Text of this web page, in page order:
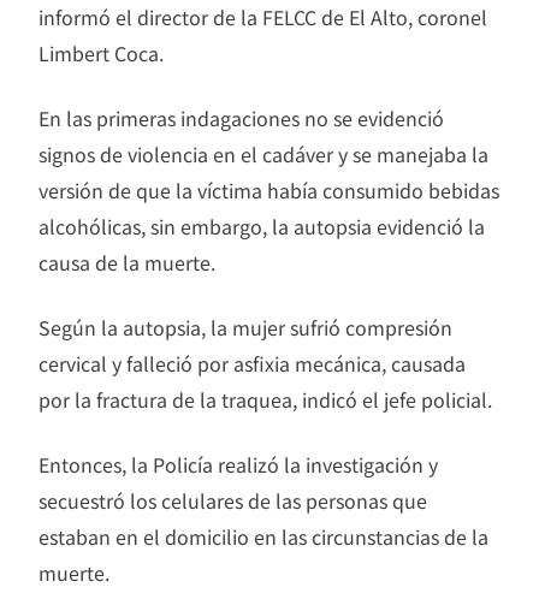
informó el director de la FELCC de El Alto, coronel
Limbert Coca.
En las primeras indagaciones no se evidenció
signos de violencia en el cadáver y se manejaba la
versión de que la víctima había consumido bebidas
alcohólicas, sin embargo, la autopsia evidenció la
causa de la muerte.
Según la autopsia, la mujer sufrió compresión
cervical y falleció por asfixia mecánica, causada
por la fractura de la traquea, indicó el jefe policial.
Entonces, la Policía realizó la investigación y
secuestró los celulares de las personas que
estaban en el domicilio en las circunstancias de la
muerte.